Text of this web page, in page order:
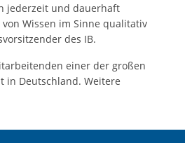
jederzeit und dauerhaft
Wissen im Sinne qualitativ
des IB.
einer der großen
in Deutschland. Weitere